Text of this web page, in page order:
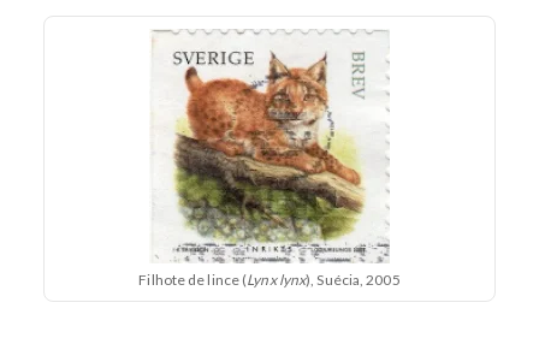
Filhote de lince (Lynx lynx), Suécia, 2005